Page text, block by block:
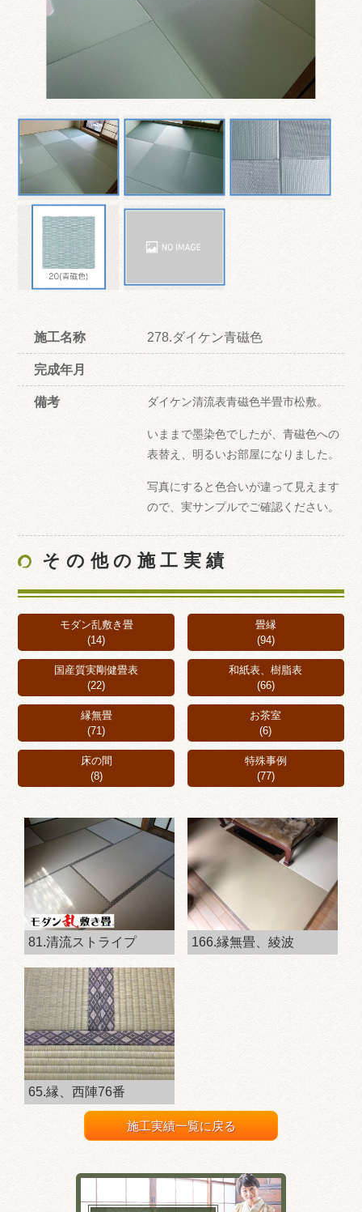
施工名称 278.ダイケン青磁色
完成年月
備考 ダイケン清流表青磁色半畳市松敷。
いままで墨染色でしたが、青磁色への
表替え、明るいお部屋になりました。
写真にすると色合いが違って見えます
ので、実サンプルでご確認ください。
その他の施工実績
モダン乱敷き畳
(14)
畳縁
(94)
国産質実剛健畳表
(22)
和紙表、樹脂表
(66)
縁無畳
(71)
お茶室
(6)
床の間
(8)
特殊事例
(77)
81.清流ストライプ 166.縁無畳、綾波
65.縁、西陣76番
施工実績一覧に戻る